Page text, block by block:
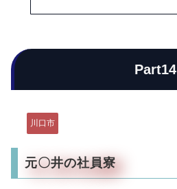
Part14
川口市
元〇井の社員寮